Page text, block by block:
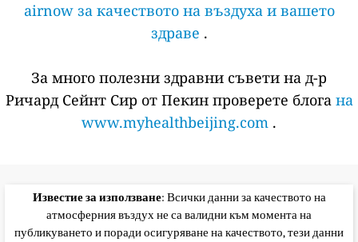
airnow за качеството на въздуха и вашето
здраве .
За много полезни здравни съвети на д-р
Ричард Сейнт Сир от Пекин проверете блога на
www.myhealthbeijing.com .
Известие за използване: Всички данни за качеството на
атмосферния въздух не са валидни към момента на
публикуването и поради осигуряване на качеството, тези данни